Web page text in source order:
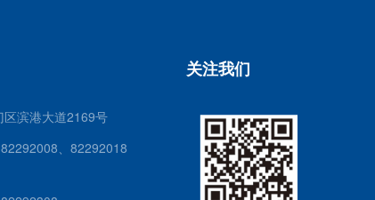
滨港大道2169号
、82292018
关注我们